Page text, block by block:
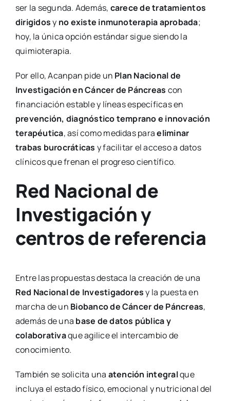
ser la segunda. Además, carece de tratamientos
dirigidosy no existe inmunoterapia aprobada;
hoy, la única opción estándar sigue siendo la
quimioterapia.
Por ello, Acanpan pide un Plan Nacional de
Investigación en Cáncer de Páncreas con
financiación estable y líneas específicas en
prevención, diagnóstico temprano e innovación
terapéutica, así como medidas paraeliminar
trabas burocráticas y facilitar el acceso a datos
clínicos que frenan el progreso científico.
Red Nacional de
Investigación y
centros de referencia
Entre las propuestas destaca la creación de una
Red Nacional de Investigadoresy la puesta en
marcha de un Biobanco de Cáncer de Páncreas,
además de una base de datos pública y
colaborativaque agilice el intercambio de
conocimiento.
También se solicita una atención integralque
incluya el estado físico, emocional y nutricional del